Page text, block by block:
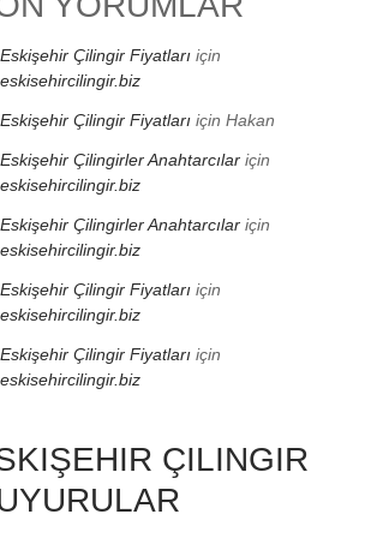
Eskişehir Çilingir Fiyatları için
eskisehircilingir.biz
Eskişehir Çilingir Fiyatları için Hakan
Eskişehir Çilingirler Anahtarcılar için
eskisehircilingir.biz
Eskişehir Çilingirler Anahtarcılar için
eskisehircilingir.biz
Eskişehir Çilingir Fiyatları için
eskisehircilingir.biz
Eskişehir Çilingir Fiyatları için
eskisehircilingir.biz
ÇILINGIR